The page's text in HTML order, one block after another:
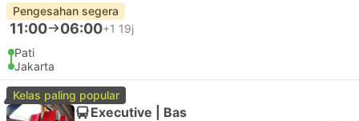
Pengesahan segera
11:00 06:00+1 19j
Pati
Jakarta
Kelas paling popular
Executive | Bas